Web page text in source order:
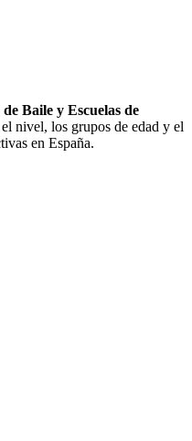
Baile y Escuelas de
nivel, los grupos de edad y el
en España.